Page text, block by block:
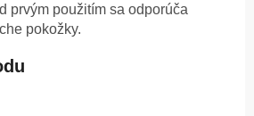
prvým použitím sa odporúča
pokožky.